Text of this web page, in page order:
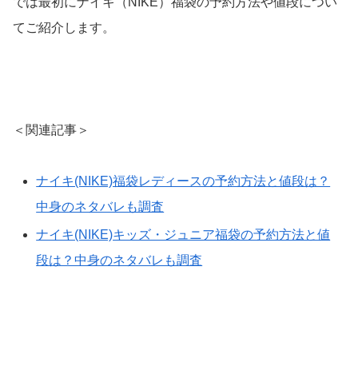
てご紹介します。
＜関連記事＞
ナイキ(NIKE)福袋レディースの予約方法と値段は？
中身のネタバレも調査
ナイキ(NIKE)キッズ・ジュニア福袋の予約方法と値
段は？中身のネタバレも調査